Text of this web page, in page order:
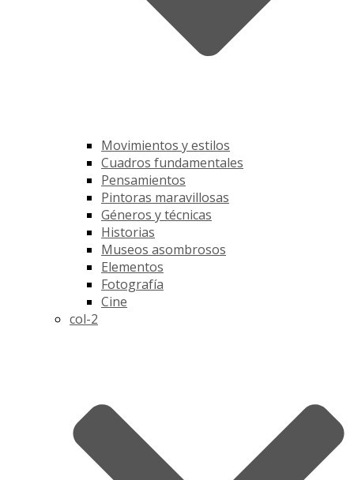
Movimientos y estilos
Cuadros fundamentales
Pensamientos
Pintoras maravillosas
Géneros y técnicas
Historias
Museos asombrosos
Elementos
Fotografía
Cine
col-2